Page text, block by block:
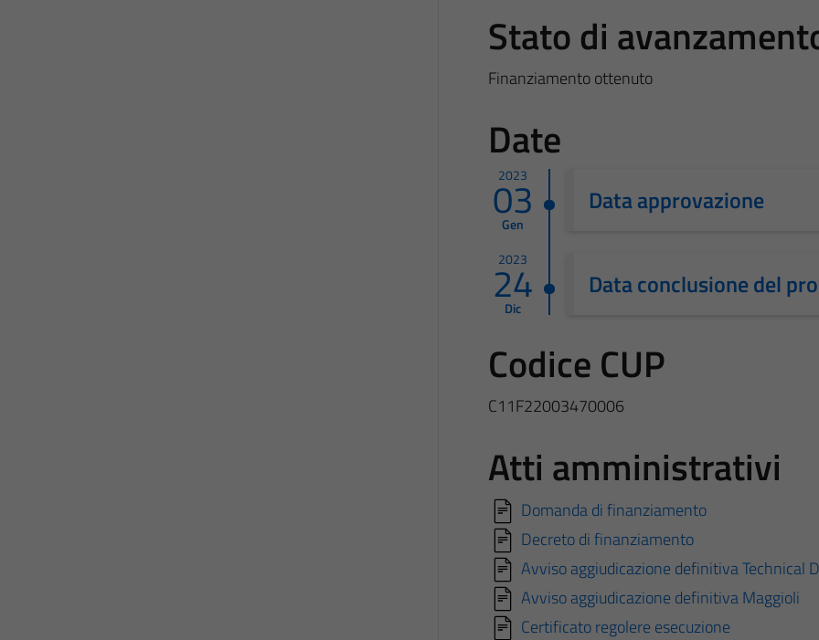
Stato di
Finanziamento ottenuto
Date
2023
03
Gen
Data approvazione
2023
24
Dic
Data conclusione del
Codice CUP
C11F22003470006
Atti amministrativi
Domanda di finanziamento
Decreto di finanziamento
Avviso aggiudicazione definitiva Technical
Avviso aggiudicazione definitiva Maggioli
Certificato regolere esecuzione